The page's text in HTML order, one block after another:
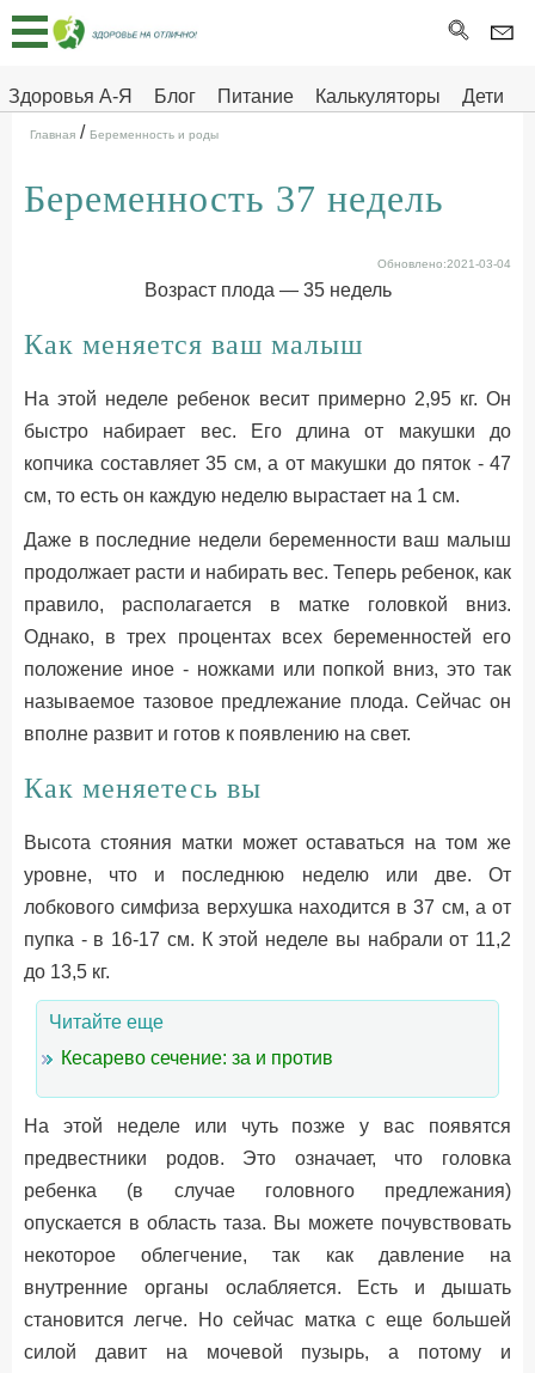
Здоровья А-Я Блог Питание Калькуляторы
Дети
Здоровье на отлично
Главная
Тесты
Про
ДЕТЯМ
Главная / Беременность и роды
Беременность 37 недель
Обновлено:2021-03-04
Возраст плода — 35 недель
Как меняется ваш малыш
На этой неделе ребенок весит примерно 2,95 кг. Он
быстро набирает вес. Его длина от макушки до
копчика составляет 35 см, а от макушки до пяток - 47
см, то есть он каждую неделю вырастает на 1 см.
Даже в последние недели беременности ваш малыш
продолжает расти и набирать вес. Теперь ребенок, как
правило, располагается в матке головкой вниз.
Однако, в трех процентах всех беременностей его
положение иное - ножками или попкой вниз, это так
называемое тазовое предлежание плода. Сейчас он
вполне развит и готов к появлению на свет.
Как меняетесь вы
Высота стояния матки может оставаться на том же
уровне, что и последнюю неделю или две. От
лобкового симфиза верхушка находится в 37 см, а от
пупка - в 16-17 см. К этой неделе вы набрали от 11,2
до 13,5 кг.
Читайте еще
Кесарево сечение: за и против
На этой неделе или чуть позже у вас появятся
предвестники родов. Это означает, что головка
ребенка (в случае головного предлежания)
опускается в область таза. Вы можете почувствовать
некоторое облегчение, так как давление на
внутренние органы ослабляется. Есть и дышать
становится легче. Но сейчас матка с еще большей
силой давит на мочевой пузырь, а потому и